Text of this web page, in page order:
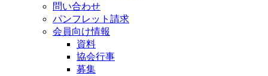
問い合わせ
パンフレット請求
会員向け情報
資料
協会行事
募集